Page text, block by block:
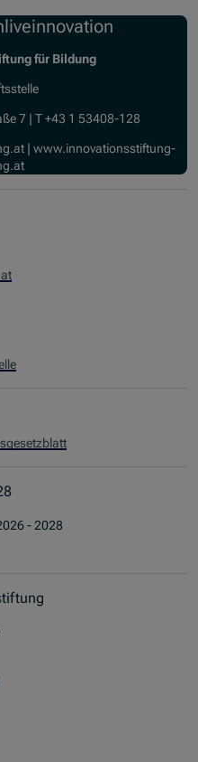
für Bildung
7 | T +43 1 53408-128
| www.innovationsstiftung-
- 2028